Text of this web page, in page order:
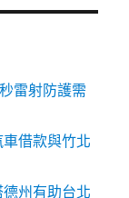
雷射防護需
借款與竹北
州有助台北